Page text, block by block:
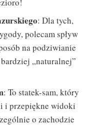
: Dla tych,
polecam spływ
na podziwianie
„naturalnej”
: To statek-sam, który
i przepiękne widoki
o zachodzie